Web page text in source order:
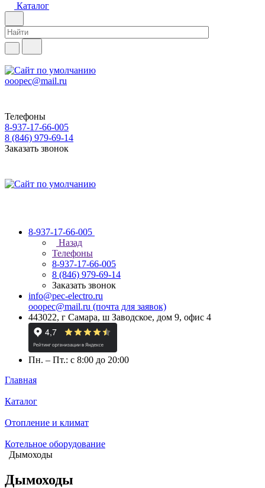
Каталог
ooopec@mail.ru
Телефоны
8-937-17-66-005
8 (846) 979-69-14
Заказать звонок
8-937-17-66-005
Назад
Телефоны
8-937-17-66-005
8 (846) 979-69-14
Заказать звонок
info@pec-electro.ru
ooopec@mail.ru (почта для заявок)
443022, г Самара, ш Заводское, дом 9, офис 4
Пн. – Пт.: с 8:00 до 20:00
Главная
Каталог
Отопление и климат
Котельное оборудование
Дымоходы
Дымоходы